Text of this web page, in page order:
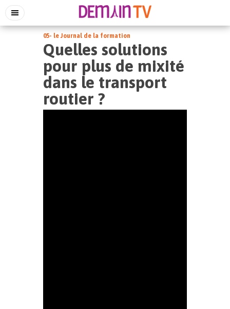
05- le Journal de la formation
Quelles solutions
pour plus de mixité
dans le transport
routier ?